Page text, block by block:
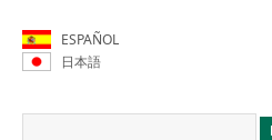
ESPAÑOL
日本語